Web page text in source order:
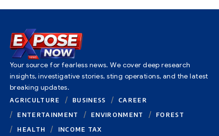
Your source for fearless news. We cover deep research
insights, investigative stories, sting operations, and the latest
breaking updates.
AGRICULTURE BUSINESS
CAREER
ENTERTAINMENT
ENVIRONMENT
FOREST
HEALTH
INCOME TAX